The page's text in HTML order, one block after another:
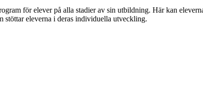
för elever på alla stadier av sin utbildning. Här kan
stöttar eleverna i deras individuella utveckling.